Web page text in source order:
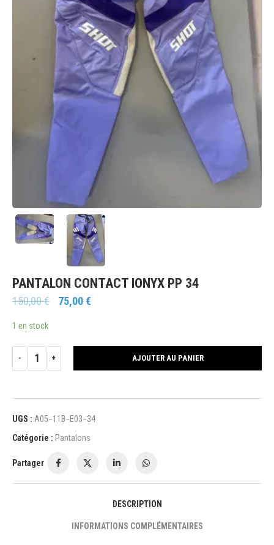
PANTALON CONTACT IONYX PP 34
150,00€ 75,00€
1 en stock
AJOUTER AU PANIER
UGS : A05−11B−E03−34
Catégorie : Pantalons
Partager
DESCRIPTION
INFORMATIONS COMPLÉMENTAIRES